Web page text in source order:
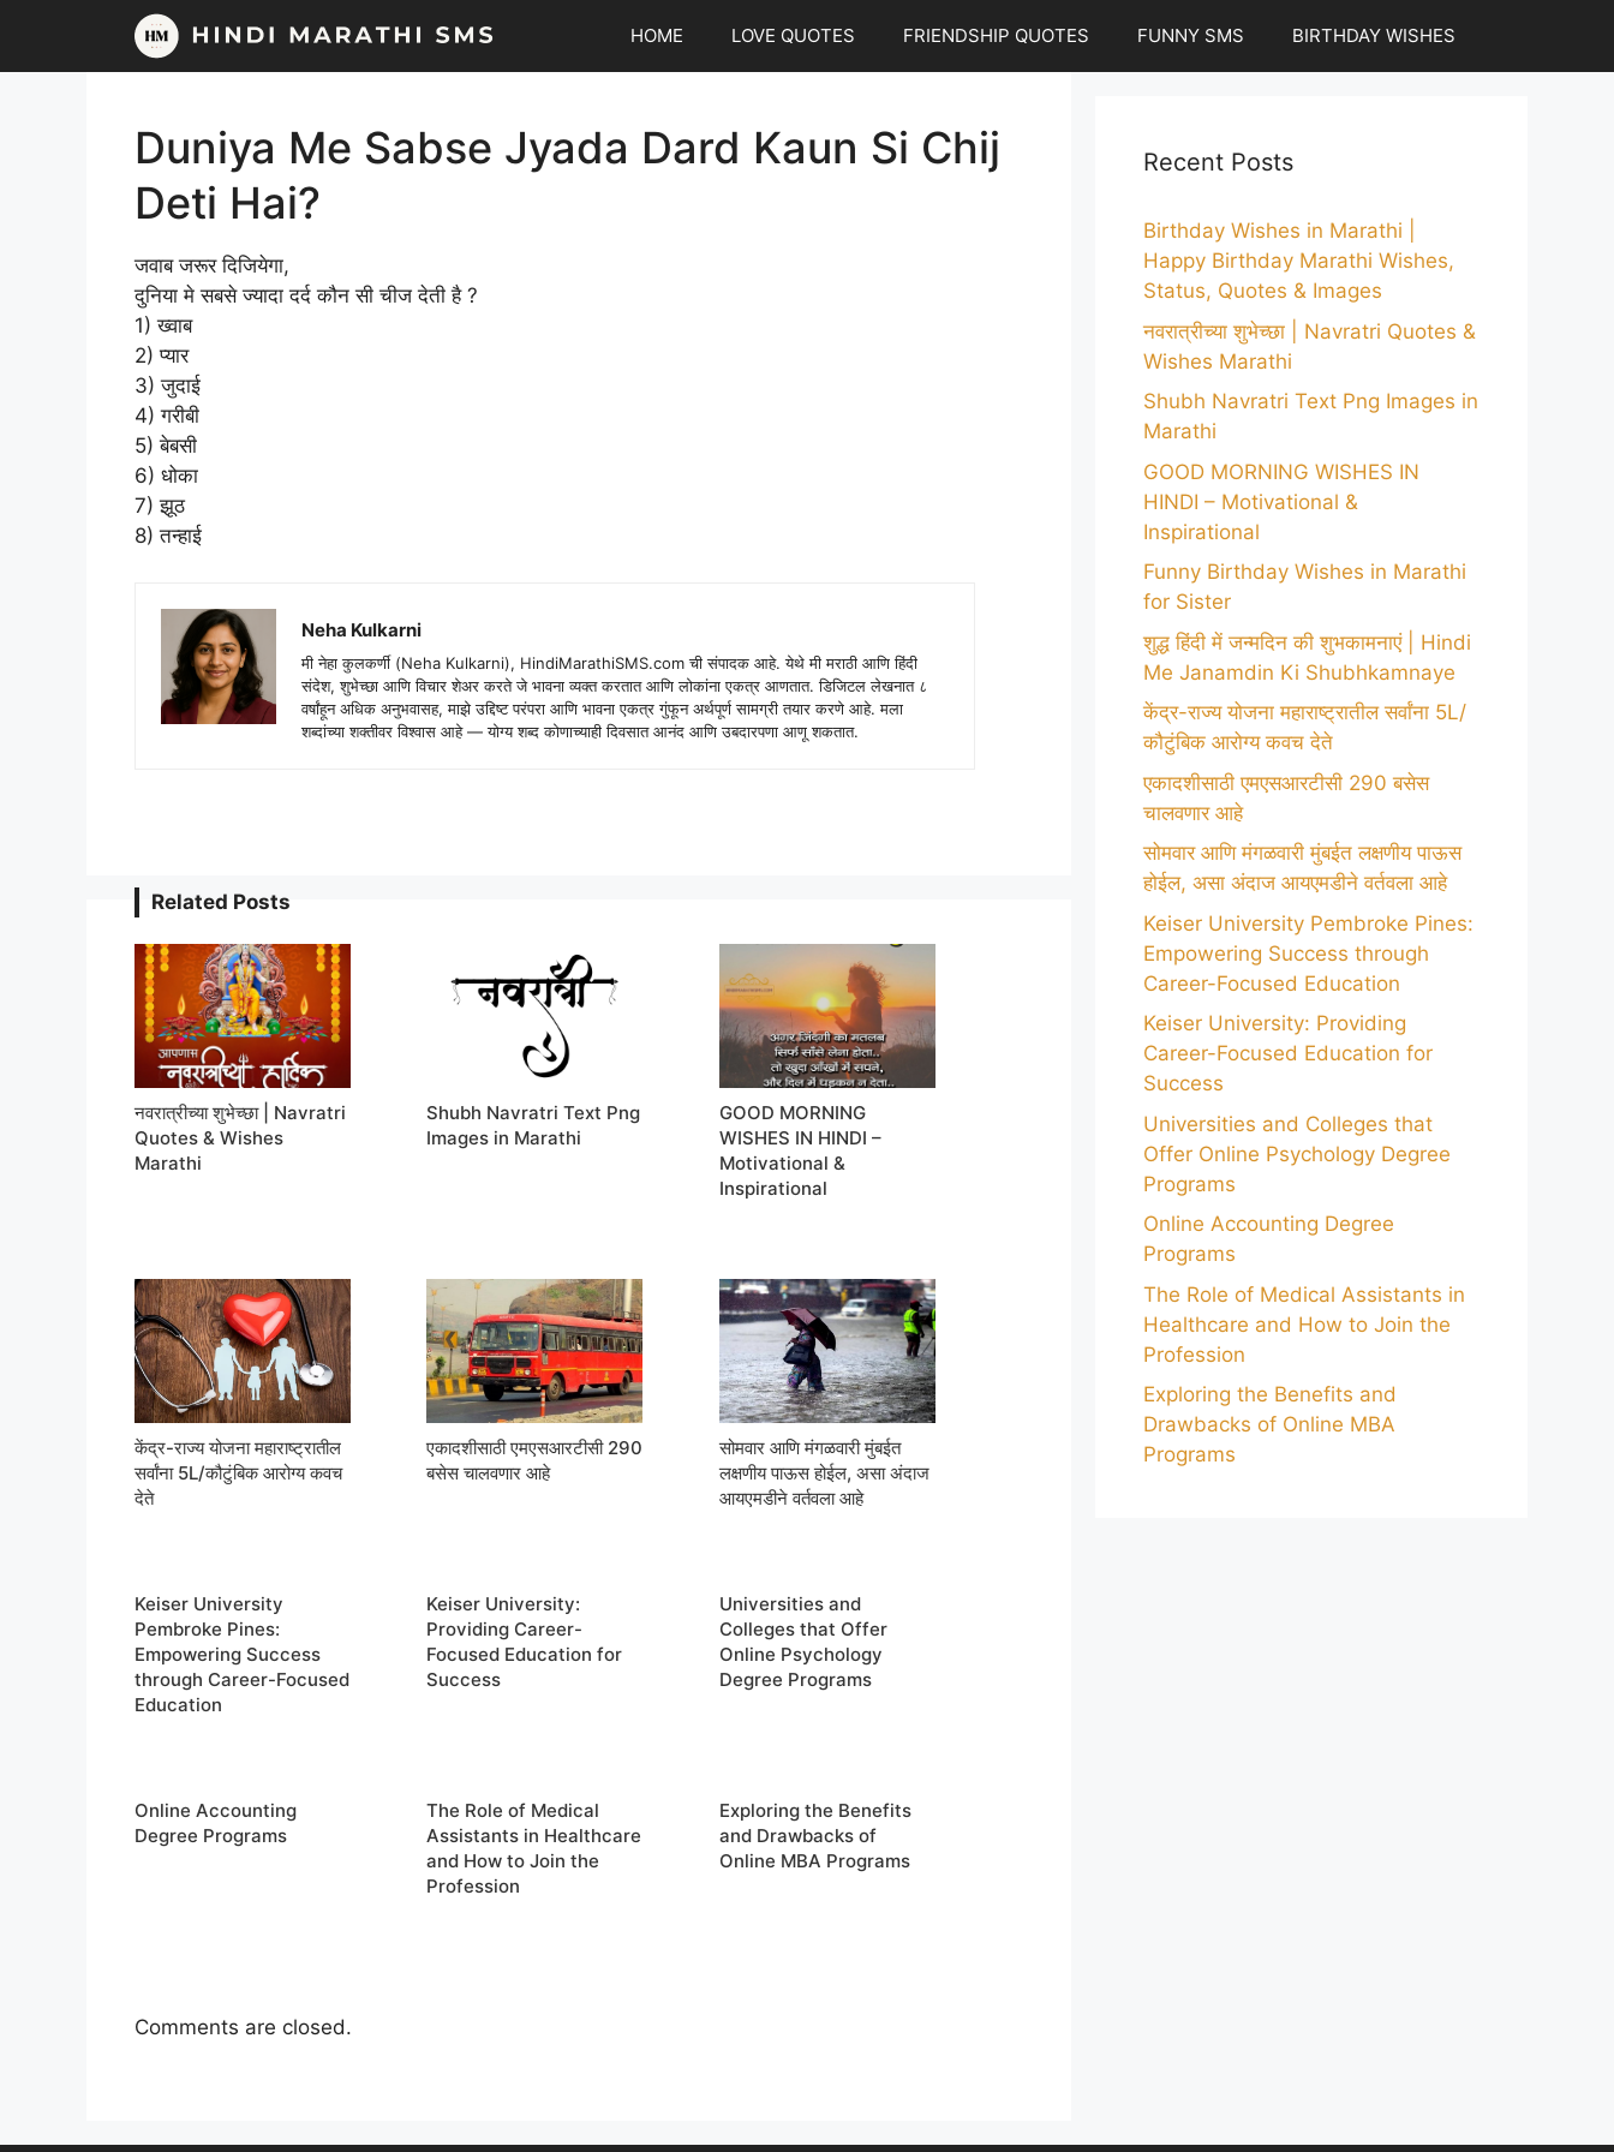
content
HOME LOVE QUOTES FRIENDSHIP QUOTES FUNNY SMS BIRTHDAY WISHES
Duniya Me Sabse Jyada Dard Kaun Si Chij
Deti Hai?
जवाब जरूर दिजियेगा,
दुनिया मे सबसे ज्यादा दर्द कौन सी चीज देती है ?
1) ख्वाब
2) प्यार
3) जुदाई
4) गरीबी
5) बेबसी
6) धोका
7) झूठ
8) तन्हाई
Neha Kulkarni
मी नेहा कुलकर्णी (Neha Kulkarni), HindiMarathiSMS.com ची संपादक आहे. येथे मी मराठी आणि हिंदी
संदेश, शुभेच्छा आणि विचार शेअर करते जे भावना व्यक्त करतात आणि लोकांना एकत्र आणतात. डिजिटल लेखनात ८
वर्षांहून अधिक अनुभवासह, माझे उद्दिष्ट परंपरा आणि भावना एकत्र गुंफून अर्थपूर्ण सामग्री तयार करणे आहे. मला
शब्दांच्या शक्तीवर विश्वास आहे — योग्य शब्द कोणाच्याही दिवसात आनंद आणि उबदारपणा आणू शकतात.
Related Posts
नवरात्रीच्या शुभेच्छा | Navratri
Quotes & Wishes
Marathi
Shubh Navratri Text Png
Images in Marathi
GOOD MORNING
WISHES IN HINDI –
Motivational &
Inspirational
केंद्र-राज्य योजना महाराष्ट्रातील
सर्वांना 5L/कौटुंबिक आरोग्य कवच
देते
एकादशीसाठी एमएसआरटीसी 290
बसेस चालवणार आहे
सोमवार आणि मंगळवारी मुंबईत
लक्षणीय पाऊस होईल, असा अंदाज
आयएमडीने वर्तवला आहे
Keiser University
Pembroke Pines:
Empowering Success
through Career-Focused
Education
Keiser University:
Providing Career-
Focused Education for
Success
Universities and
Colleges that Offer
Online Psychology
Degree Programs
Online Accounting
Degree Programs
The Role of Medical
Assistants in Healthcare
and How to Join the
Profession
Exploring the Benefits
and Drawbacks of
Online MBA Programs
Comments are closed.
Recent Posts
Birthday Wishes in Marathi |
Happy Birthday Marathi Wishes,
Status, Quotes & Images
नवरात्रीच्या शुभेच्छा | Navratri Quotes &
Wishes Marathi
Shubh Navratri Text Png Images in
Marathi
GOOD MORNING WISHES IN
HINDI – Motivational &
Inspirational
Funny Birthday Wishes in Marathi
for Sister
शुद्ध हिंदी में जन्मदिन की शुभकामनाएं | Hindi
Me Janamdin Ki Shubhkamnaye
केंद्र-राज्य योजना महाराष्ट्रातील सर्वांना 5L/
कौटुंबिक आरोग्य कवच देते
एकादशीसाठी एमएसआरटीसी 290 बसेस
चालवणार आहे
सोमवार आणि मंगळवारी मुंबईत लक्षणीय पाऊस
होईल, असा अंदाज आयएमडीने वर्तवला आहे
Keiser University Pembroke Pines:
Empowering Success through
Career-Focused Education
Keiser University: Providing
Career-Focused Education for
Success
Universities and Colleges that
Offer Online Psychology Degree
Programs
Online Accounting Degree
Programs
The Role of Medical Assistants in
Healthcare and How to Join the
Profession
Exploring the Benefits and
Drawbacks of Online MBA
Programs